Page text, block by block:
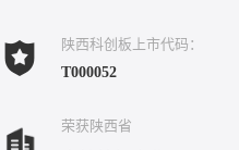
陕西科创板上市代码：
T000052
荣获陕西省